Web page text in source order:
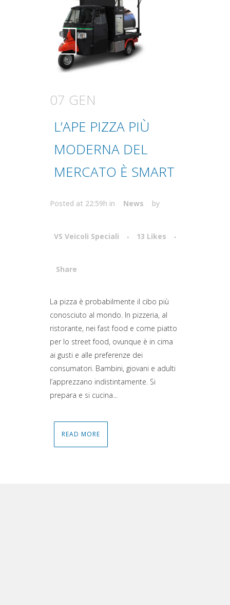
Attiva comando
07 GEN
L’APE PIZZA PIÙ
MODERNA DEL
MERCATO È SMART
Posted at 22:59h in News by
VS Veicoli Speciali 13 Likes
Share
Attiva comando
La pizza è probabilmente il cibo più
conosciuto al mondo. In pizzeria, al
ristorante, nei fast food e come piatto
per lo street food, ovunque è in cima
ai gusti e alle preferenze dei
consumatori. Bambini, giovani e adulti
l’apprezzano indistintamente. Si
prepara e si cucina...
READ MORE